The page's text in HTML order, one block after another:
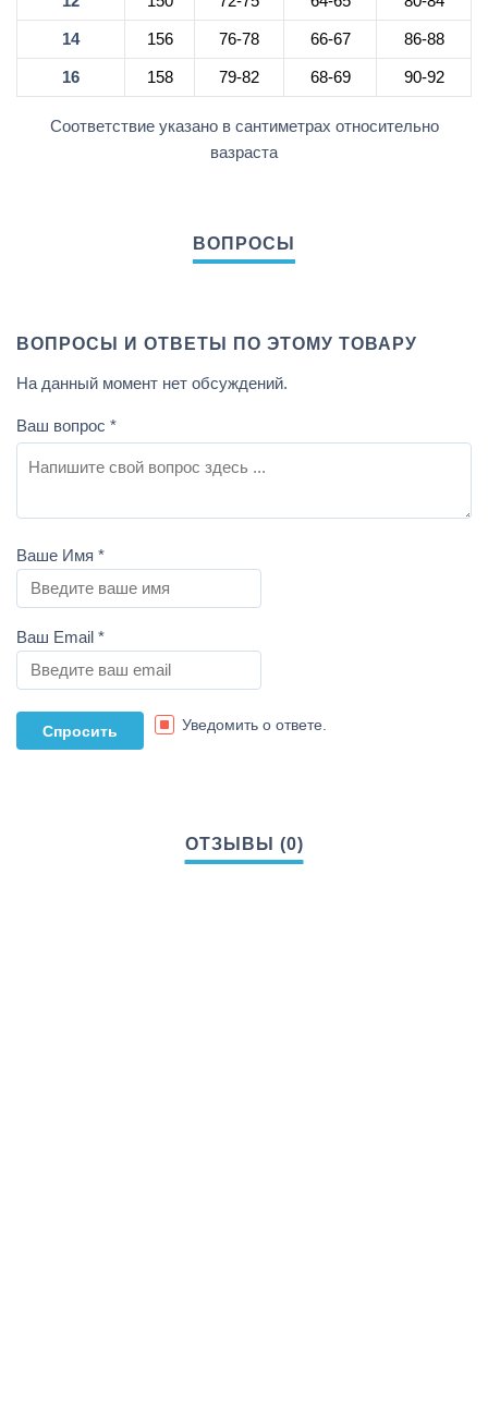
14 156 76-78 66-67 86-88
16 158 79-82 68-69 90-92
Соответствие указано в сантиметрах относительно
вазраста
ВОПРОСЫ И ОТВЕТЫ ПО ЭТОМУ ТОВАРУ
На данный момент нет обсуждений.
Ваш вопрос *
Ваше Имя *
Ваш Email *
Уведомить о ответе.